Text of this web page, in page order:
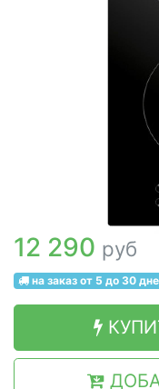
12 290 руб
на заказ от 5 до 30